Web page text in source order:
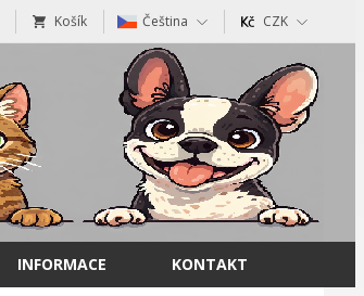
Košík Čeština CZK
INFORMACE KONTAKT